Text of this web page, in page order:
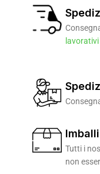
lavorativi
Tutti i
non